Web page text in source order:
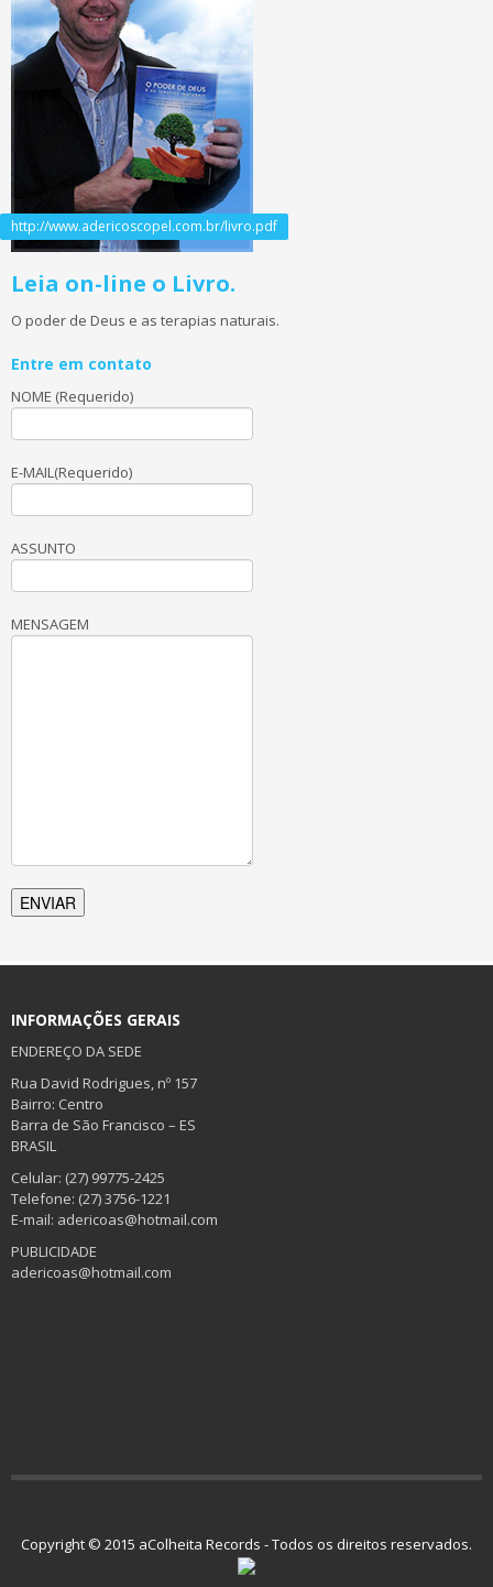
http://www.adericoscopel.com.br/livro.pdf
Leia on-line o Livro.
O poder de Deus e as terapias naturais.
Entre em contato
NOME (Requerido)
E-MAIL(Requerido)
ASSUNTO
MENSAGEM
INFORMAÇÕES GERAIS
ENDEREÇO DA SEDE
Rua David Rodrigues, nº 157
Bairro: Centro
Barra de São Francisco – ES
BRASIL
Celular: (27) 99775-2425
Telefone: (27) 3756-1221
E-mail: adericoas@hotmail.com
PUBLICIDADE
adericoas@hotmail.com
Copyright © 2015 aColheita Records - Todos os direitos reservados.